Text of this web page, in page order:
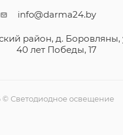
info@darma24.by
район, д. Боровляны,
40 лет Победы, 17
© Светодиодное освещение